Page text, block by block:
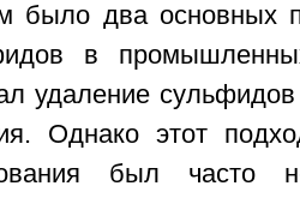
было два основных
в
удаление
Однако этот
был часто